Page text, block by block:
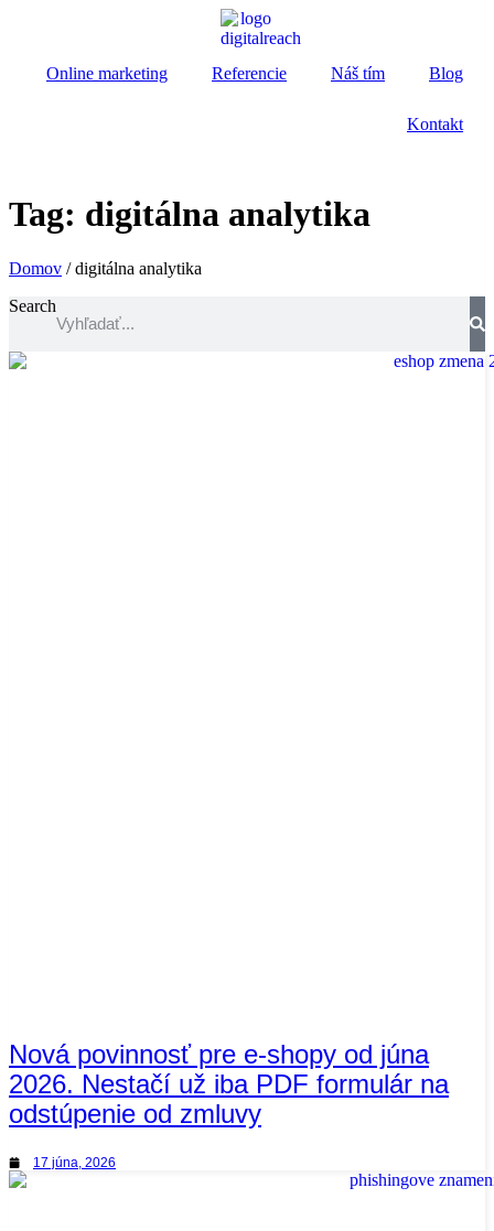
Online marketing Referencie Náš tím Blog
Kontakt
Tag: digitálna analytika
Domov /digitálna analytika
Search
Nová povinnosť pre e-shopy od júna
2026. Nestačí už iba PDF formulár na
odstúpenie od zmluvy
17 júna, 2026